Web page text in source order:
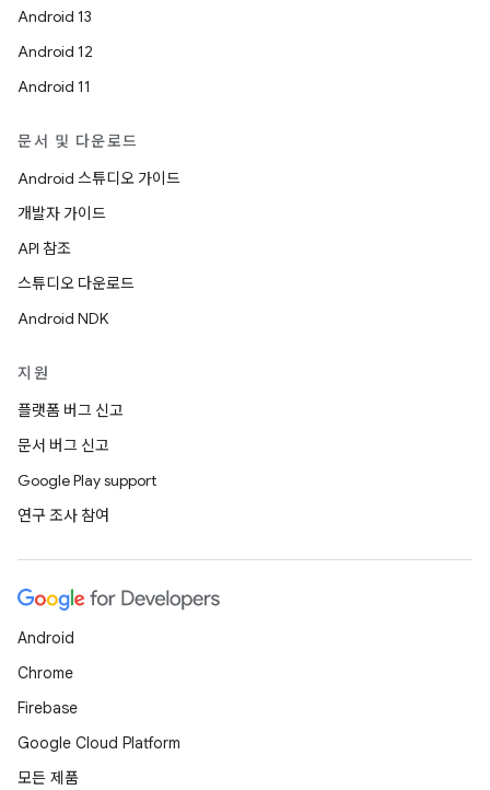
Android 13
Android 12
Android 11
문서 및 다운로드
Android 스튜디오 가이드
개발자 가이드
API 참조
스튜디오 다운로드
Android NDK
지원
플랫폼 버그 신고
문서 버그 신고
Google Play support
연구 조사 참여
Android
Chrome
Firebase
Google Cloud Platform
모든 제품